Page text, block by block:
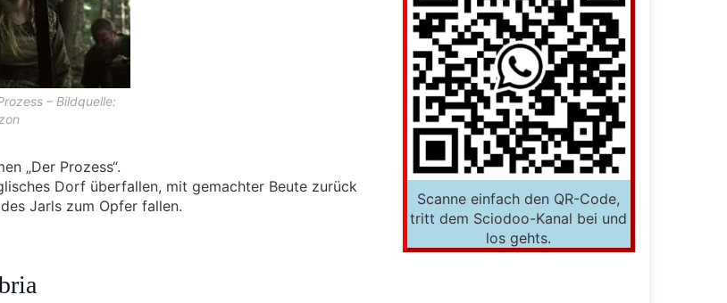
– Bildquelle:
„Der Prozess“.
Dorf überfallen, mit gemachter Beute zurück
Jarls zum Opfer fallen.
Scanne einfach den QR-Code,
tritt dem Sciodoo-Kanal bei und
los gehts.